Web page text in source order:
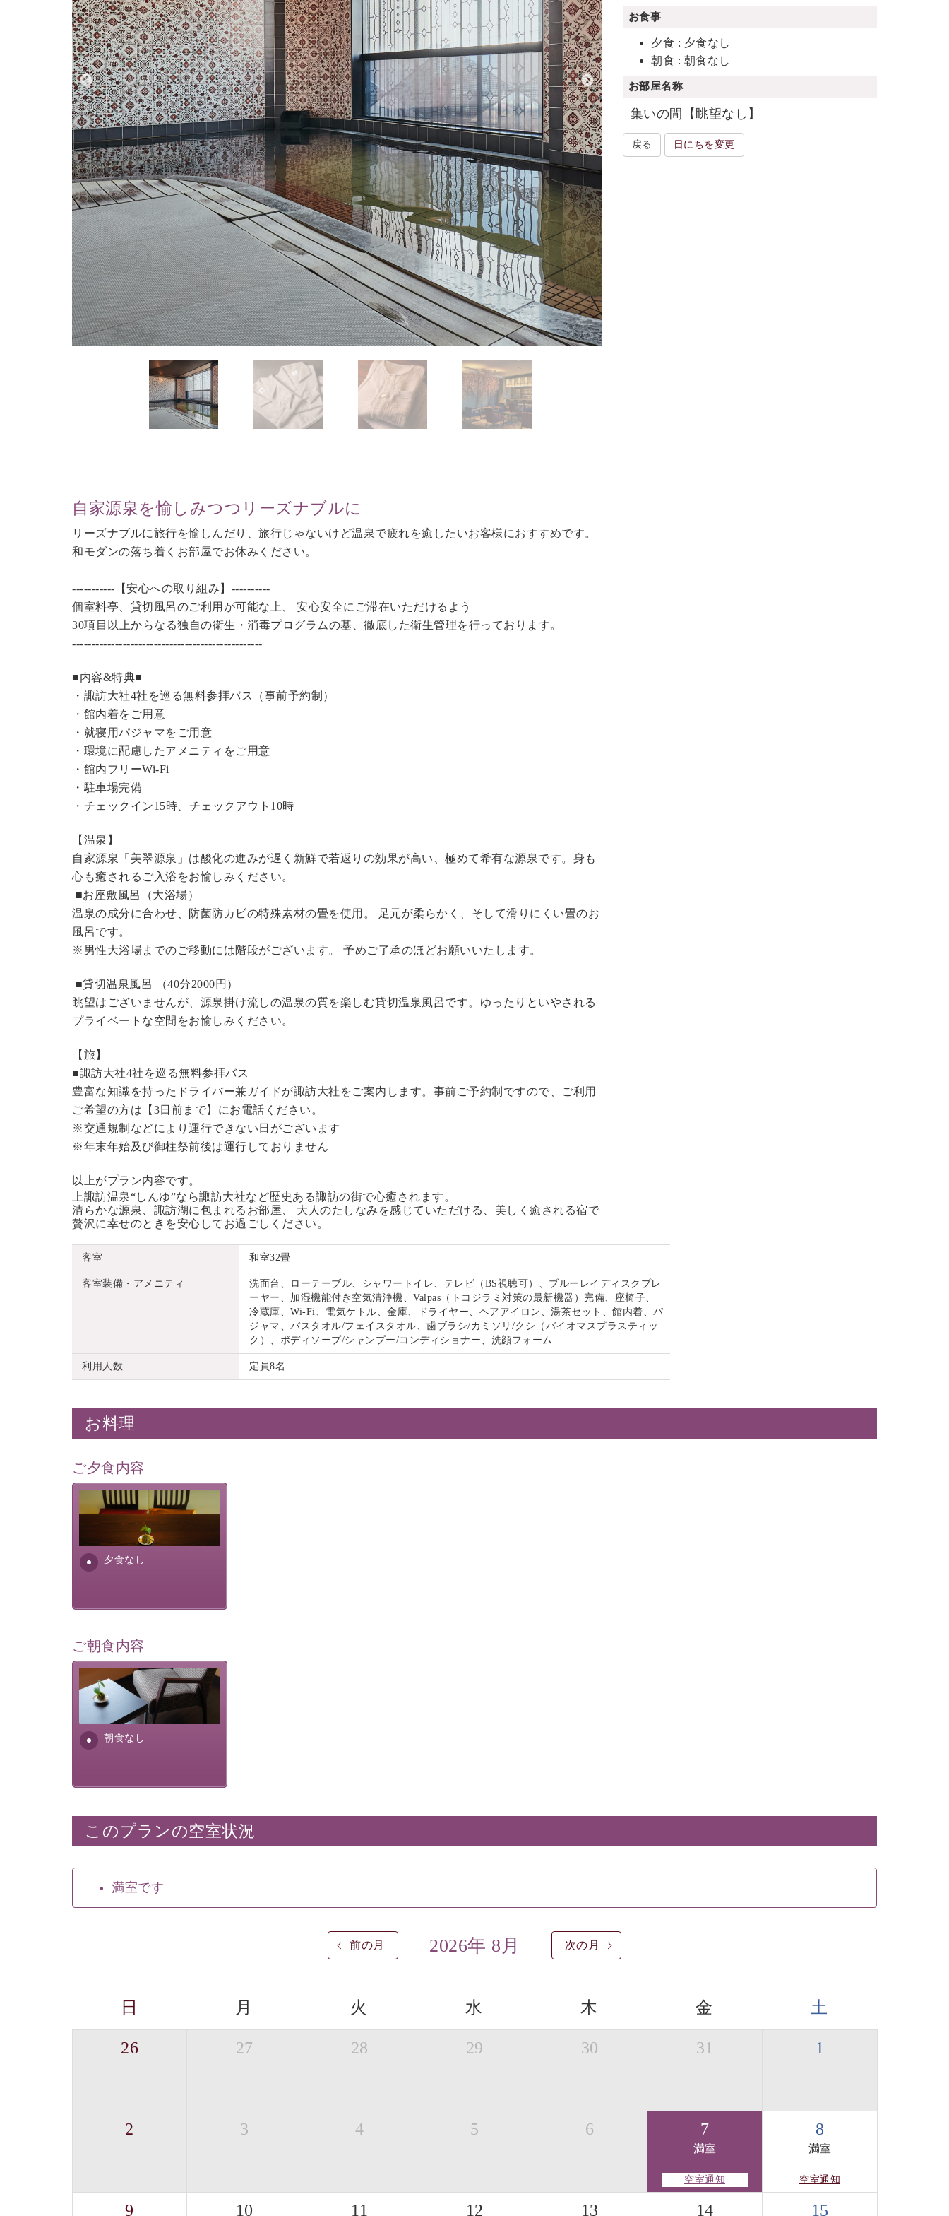
自家源泉を愉しみつつリーズナブルに
リーズナブルに旅行を愉しんだり、旅行じゃないけど温泉で疲れを癒したいお客様におすすめです。
和モダンの落ち着くお部屋でお休みください。
-----------【安心への取り組み】----------
個室料亭、貸切風呂のご利用が可能な上、 安心安全にご滞在いただけるよう
30項目以上からなる独自の衛生・消毒プログラムの基、徹底した衛生管理を行っております。
-------------------------------------------------
■内容&特典■
・諏訪大社4社を巡る無料参拝バス（事前予約制）
・館内着をご用意
・就寝用パジャマをご用意
・環境に配慮したアメニティをご用意
・館内フリーWi-Fi
・駐車場完備
・チェックイン15時、チェックアウト10時
【温泉】
自家源泉「美翠源泉」は酸化の進みが遅く新鮮で若返りの効果が高い、極めて希有な源泉です。身も
心も癒されるご入浴をお愉しみください。
■お座敷風呂（大浴場）
温泉の成分に合わせ、防菌防カビの特殊素材の畳を使用。 足元が柔らかく、そして滑りにくい畳のお
風呂です。
※男性大浴場までのご移動には階段がございます。 予めご了承のほどお願いいたします。
■貸切温泉風呂 （40分2000円）
眺望はございませんが、源泉掛け流しの温泉の質を楽しむ貸切温泉風呂です。ゆったりといやされる
プライベートな空間をお愉しみください。
【旅】
■諏訪大社4社を巡る無料参拝バス
豊富な知識を持ったドライバー兼ガイドが諏訪大社をご案内します。 事前ご予約制ですので、ご利用
ご希望の方は【3日前まで】にお電話ください。
※交通規制などにより運行できない日がございます
※年末年始及び御柱祭前後は運行しておりません
以上がプラン内容です。
上諏訪温泉“しんゆ”なら諏訪大社など歴史ある諏訪の街で心癒されます。
清らかな源泉、諏訪湖に包まれるお部屋、 大人のたしなみを感じていただける、美しく癒される宿で
贅沢に幸せのときを安心してお過ごしください。
お食事
夕食 : 夕食なし
朝食 : 朝食なし
お部屋名称
集いの間【眺望なし】
戻る 日にちを変更
客室 和室32畳
客室装備・アメニティ
洗面台、ローテーブル、シャワートイレ、テレビ（BS視聴可）、ブルーレイディスクプレ
ーヤー、加湿機能付き空気清浄機、Valpas（トコジラミ対策の最新機器）完備、座椅子、
冷蔵庫、Wi-Fi、電気ケトル、金庫、ドライヤー、ヘアアイロン、湯茶セット、館内着、パ
ジャマ、バスタオル/フェイスタオル、歯ブラシ/カミソリ/クシ（バイオマスプラスティッ
ク）、ボディソープ/シャンプー/コンディショナー、洗顔フォーム
利用人数 定員8名
お料理
ご夕食内容
夕食なし
夕食なしご夕食を追加される
場合は、二食付きのプランを
お選びくださいませ。
ご朝食内容
朝食なし
朝食なし。ご朝食を付ける場
合は朝食付きのプランをお選
びくださいませ。
このプランの空室状況
満室です
前の月 2026年 8月 次の月
日 月 火 水 木 金 土
26 27 28 29 30 31 1
2 3 4 5 6 7
満室
空室通知
8
満室
空室通知
9 10 11 12 13 14 15